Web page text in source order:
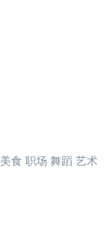
美食 职场 舞蹈 艺术